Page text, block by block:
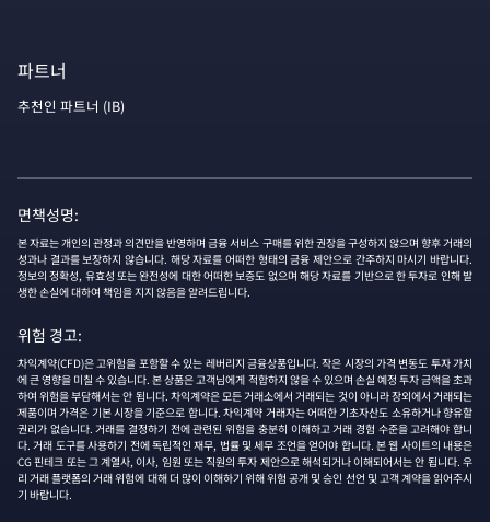
파트너
추천인 파트너 (IB)
면책성명:
본 자료는 개인의 관정과 의견만을 반영하며 금융 서비스 구매를 위한 권장을 구성하지 않으며 향후 거래의
성과나 결과를 보장하지 않습니다. 해당 자료를 어떠한 형태의 금융 제안으로 간주하지 마시기 바랍니다.
정보의 정확성, 유효성 또는 완전성에 대한 어떠한 보증도 없으며 해당 자료를 기반으로 한 투자로 인해 발
생한 손실에 대하여 책임을 지지 않음을 알려드립니다.
위험 경고:
차익계약(CFD)은 고위험을 포함할 수 있는 레버리지 금융상품입니다. 작은 시장의 가격 변동도 투자 가치
에 큰 영향을 미칠 수 있습니다. 본 상품은 고객님에게 적합하지 않을 수 있으며 손실 예정 투자 금액을 초과
하여 위험을 부담해서는 안 됩니다. 차익계약은 모든 거래소에서 거래되는 것이 아니라 장외에서 거래되는
제품이며 가격은 기본 시장을 기준으로 합니다. 차익계약 거래자는 어떠한 기초자산도 소유하거나 향유할
권리가 없습니다. 거래를 결정하기 전에 관련된 위험을 충분히 이해하고 거래 경험 수준을 고려해야 합니
다. 거래 도구를 사용하기 전에 독립적인 재무, 법률 및 세무 조언을 얻어야 합니다. 본 웹 사이트의 내용은
CG 핀테크 또는 그 계열사, 이사, 임원 또는 직원의 투자 제안으로 해석되거나 이해되어서는 안 됩니다. 우
리 거래 플랫폼의 거래 위험에 대해 더 많이 이해하기 위해 위험 공개 및 승인 선언 및 고객 계약을 읽어주시
기 바랍니다.